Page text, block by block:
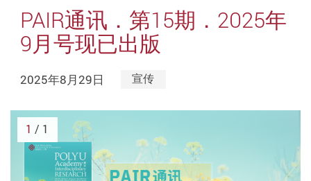
PAIR通讯．第15期．2025年
9月号现已出版
2025年8月29日 宣传
1 / 1